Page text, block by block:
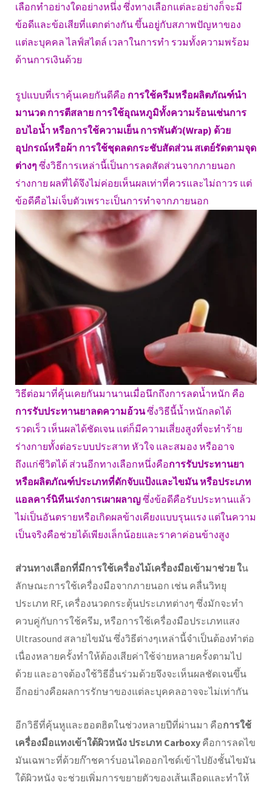
เลือกทำอย่างใดอย่างหนึ่ง ซึ่งทางเลือกแต่ละอย่างก็จะมี
ข้อดีและข้อเสียที่แตกต่างกัน ขึ้นอยู่กับสภาพปัญหาของ
แต่ละบุคคล ไลฟ์สไตล์ เวลาในการทำ รวมทั้งความพร้อม
ด้านการเงินด้วย
รูปแบบที่เราคุ้นเคยกันดีคือ การใช้ครีมหรือผลิตภัณฑ์นำ
มานวด การตีสลาย การใช้อุณหภูมิทั้งความร้อนเช่นการ
อบไอน้ำ หรือการใช้ความเย็น การพันตัว(Wrap) ด้วย
อุปกรณ์หรือผ้า การใช้ชุดลดกระชับสัดส่วน สเตย์รัดตามจุด
ต่างๆ ซึ่งวิธีการเหล่านี้เป็นการลดสัดส่วนจากภายนอก
ร่างกาย ผลที่ได้จึงไม่ค่อยเห็นผลเท่าที่ควรและไม่ถาวร แต่
ข้อดีคือไม่เจ็บตัวเพราะเป็นการทำจากภายนอก
วิธีต่อมาที่คุ้นเคยกันมานานเมื่อนึกถึงการลดน้ำหนัก คือ
การรับประทานยาลดความอ้วนซึ่งวิธีนี้น้ำหนักลดได้
รวดเร็ว เห็นผลได้ชัดเจน แต่ก็มีความเสี่ยงสูงที่จะทำร้าย
ร่างกายทั้งต่อระบบประสาท หัวใจ และสมอง หรืออาจ
ถึงแก่ชีวิตได้ ส่วนอีกทางเลือกหนึ่งคือการรับประทานยา
หรือผลิตภัณฑ์ประเภทที่ดักจับแป้งและไขมัน หรือประเภท
แอลคาร์นิทีนเร่งการเผาผลาญซึ่งข้อดีคือรับประทานแล้ว
ไม่เป็นอันตรายหรือเกิดผลข้างเคียงแบบรุนแรง แต่ในความ
เป็นจริงคือช่วยได้เพียงเล็กน้อยและราคาค่อนข้างสูง
ส่วนทางเลือกที่มีการใช้เครื่องไม้เครื่องมือเข้ามาช่วย ใน
ลักษณะการใช้เครื่องมือจากภายนอก เช่น คลื่นวิทยุ
ประเภท RF, เครื่องนวดกระตุ้นประเภทต่างๆ ซึ่งมักจะทำ
ควบคู่กับการใช้ครีม, หรือการใช้เครื่องมือประเภทแสง
Ultrasound สลายไขมัน ซึ่งวิธีต่างๆเหล่านี้จำเป็นต้องทำต่อ
เนื่องหลายครั้งทำให้ต้องเสียค่าใช้จ่ายหลายครั้งตามไป
ด้วย และอาจต้องใช้วิธีอื่นร่วมด้วยจึงจะเห็นผลชัดเจนขึ้น
อีกอย่างคือผลการรักษาของแต่ละบุคคลอาจจะไม่เท่ากัน
อีกวิธีที่คุ้นหูและฮอตฮิตในช่วงหลายปีที่ผ่านมา คือการใช้
เครื่องมือแทงเข้าใต้ผิวหนัง ประเภท Carboxy คือการลดไข
มันเฉพาะที่ด้วยก๊าชคาร์บอนไดออกไซด์เข้าไปยังชั้นไขมัน
ใต้ผิวหนัง จะช่วยเพิ่มการขยายตัวของเส้นเลือดและทำให้